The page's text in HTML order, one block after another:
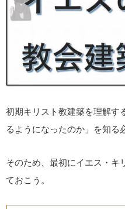
初期キリスト教建築を理解す
るようになったのか」を知る
そのため、最初にイエス・キ
ておこう。